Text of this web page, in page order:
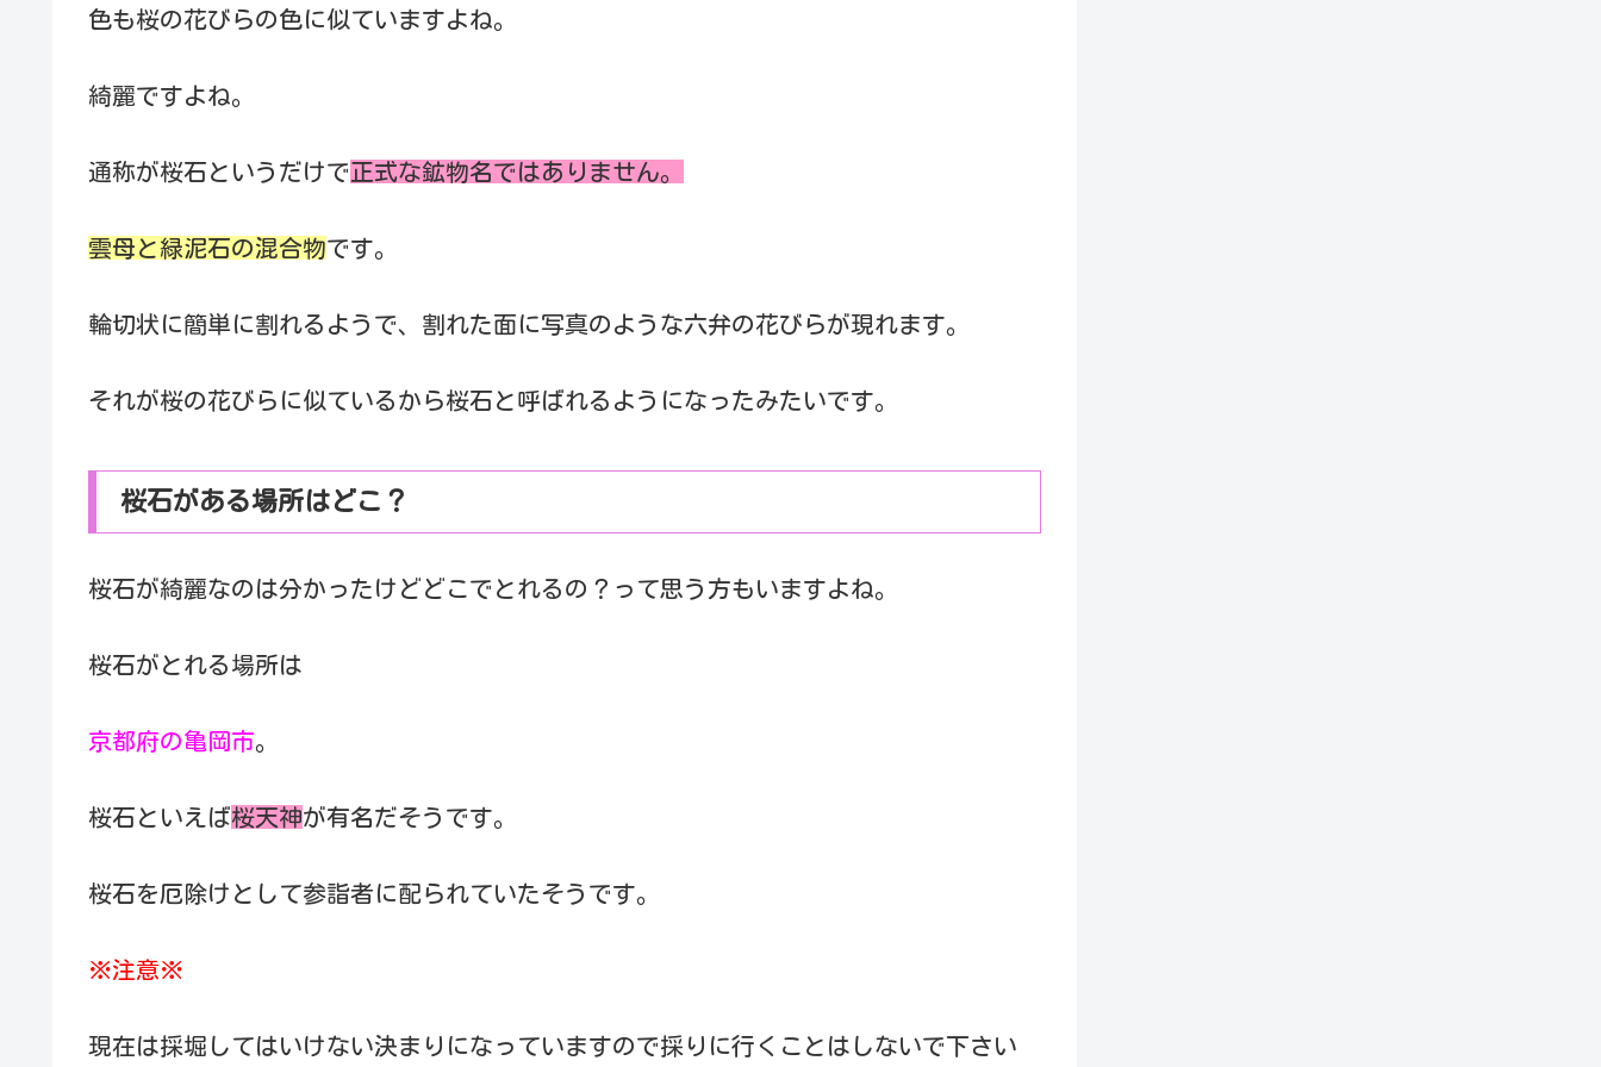
色も桜の花びらの色に似ていますよね。
綺麗ですよね。
通称が桜石というだけで正式な鉱物名ではありません。
雲母と緑泥石の混合物です。
輪切状に簡単に割れるようで、割れた面に写真のような六弁の花びらが現れます。
それが桜の花びらに似ているから桜石と呼ばれるようになったみたいです。
桜石がある場所はどこ？
桜石が綺麗なのは分かったけどどこでとれるの？って思う方もいますよね。
桜石がとれる場所は
京都府の亀岡市。
桜石といえば桜天神が有名だそうです。
桜石を厄除けとして参詣者に配られていたそうです。
※注意※
現在は採堀してはいけない決まりになっていますので採りに行くことはしないで下さい